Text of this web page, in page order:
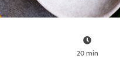
20 min